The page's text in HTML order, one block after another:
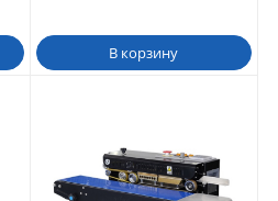
В корзину